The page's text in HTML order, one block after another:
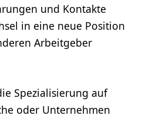
und Kontakte
in eine neue Position
Arbeitgeber
Spezialisierung auf
oder Unternehmen